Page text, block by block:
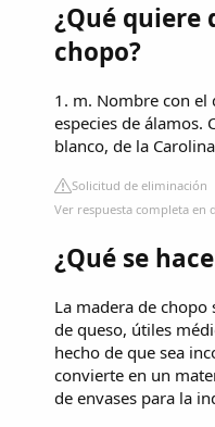
¿Qué quiere
chopo?
1. m. Nombre con el
especies de álamos.
blanco, de la
Solicitud de eliminación
Ver respuesta completa en
¿Qué se
La madera de chopo
de queso, útiles
hecho de que sea
convierte en un
de envases para la